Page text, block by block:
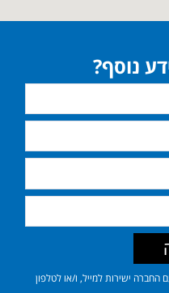
נוסף?
ישירות למייל, ו/או לטלפון